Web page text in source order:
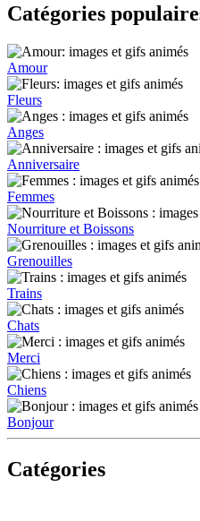
Catégories
Amour
Fleurs
Anges
Anniversaire
Femmes
Nourriture et Boissons
Grenouilles
Trains
Chats
Merci
Chiens
Bonjour
Catégories